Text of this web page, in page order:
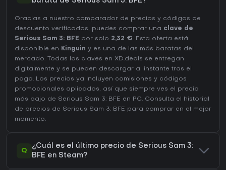
Gracias a nuestro comparador de precios y códigos de
descuento verificados, puedes comprar una clave de
Serious Sam 3: BFE por solo 2,32 €. Esta oferta está
disponible en Kinguin y es una de las más baratas del
mercado. Todas las claves en XD.deals se entregan
digitalmente y se pueden descargar al instante tras el
pago. Los precios ya incluyen comisiones y códigos
promocionales aplicados, así que siempre ves el precio
más bajo de Serious Sam 3: BFE en PC. Consulta el
historial
de precios de Serious Sam 3: BFE para comprar en el mejor
momento.
Q
¿Cuál es el último precio de Serious Sam 3:
BFE en Steam?